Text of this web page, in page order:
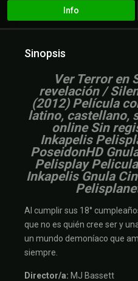
Info
Sinopsis
Ver Terror en
revelación /
(2012) Película
latino, castellano,
online Sin
Inkapelis
PoseidonHD
Pelisplay
Inkapelis Gnula
Al cumplir sus 18°
que no es quién cree ser y
un mundo demoníaco que
siempre.
Director/a: MJ Bassett